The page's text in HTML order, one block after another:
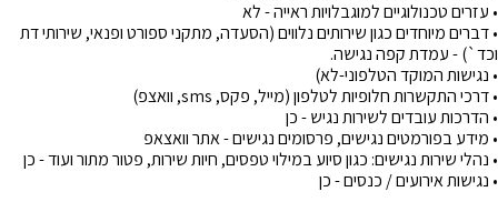
• עזרים טכנולוגיים למוגבלויות ראייה - לא
• דברים מיוחדים כגון שירותים נלווים (הסעדה, מתקני ספורט ופנאי, שירותי דת
וכד`) - עמדת קפה נגישה.
• נגישות המוקד הטלפוני-לא)
• דרכי התקשרות חלופיות לטלפון (מייל, פקס, sms, וואצפ)
• הדרכות עובדים לשירות נגיש - כן
• מידע בפורמטים נגישים, פרסומים נגישים - אתר וואצאפ
• נהלי שירות נגישים: כגון סיוע במילוי טפסים, חיות שירות, פטור מתור ועוד - כן
• נגישות אירועים / כנסים - כן